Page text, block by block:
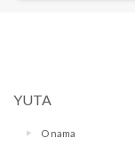
YUTA
O nama